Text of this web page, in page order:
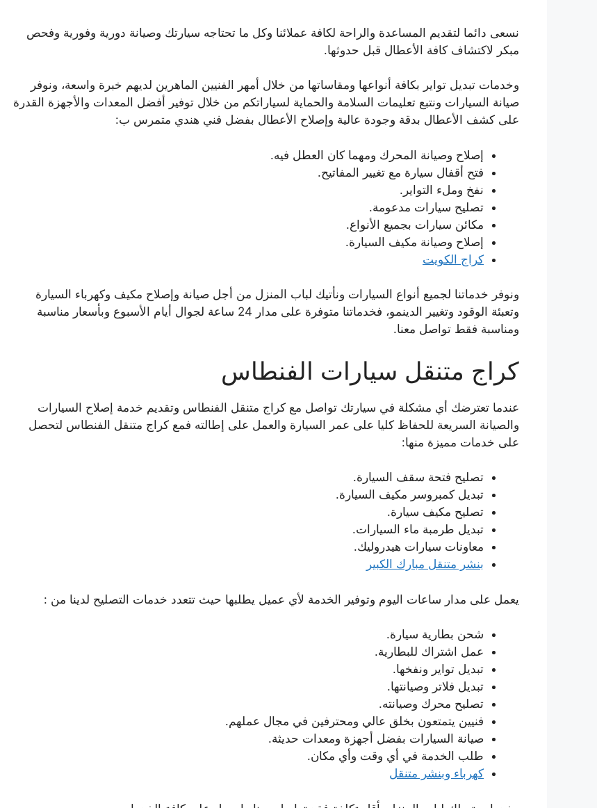
نسعى دائما لتقديم المساعدة والراحة لكافة عملائنا وكل ما تحتاجه سيارتك وصيانة دورية وفورية وفحص
مبكر لاكتشاف كافة الأعطال قبل حدوثها.
وخدمات تبديل تواير بكافة أنواعها ومقاساتها من خلال أمهر الفنيين الماهرين لديهم خبرة واسعة، ونوفر
صيانة السيارات ونتبع تعليمات السلامة والحماية لسياراتكم من خلال توفير أفضل المعدات والأجهزة القدرة
على كشف الأعطال بدقة وجودة عالية وإصلاح الأعطال بفضل فني هندي متمرس ب:
إصلاح وصيانة المحرك ومهما كان العطل فيه.
فتح أقفال سيارة مع تغيير المفاتيح.
نفخ وملء التواير.
تصليح سيارات مدعومة.
مكائن سيارات بجميع الأنواع.
إصلاح وصيانة مكيف السيارة.
كراج الكويت
ونوفر خدماتنا لجميع أنواع السيارات ونأتيك لباب المنزل من أجل صيانة وإصلاح مكيف وكهرباء السيارة
وتعبئة الوقود وتغيير الدينمو، فخدماتنا متوفرة على مدار 24 ساعة لجوال أيام الأسبوع وبأسعار مناسبة
ومناسبة فقط تواصل معنا.
كراج متنقل سيارات الفنطاس
عندما تعترضك أي مشكلة في سيارتك تواصل مع كراج متنقل الفنطاس وتقديم خدمة إصلاح السيارات
والصيانة السريعة للحفاظ كليا على عمر السيارة والعمل على إطالته فمع كراج متنقل الفنطاس لتحصل
على خدمات مميزة منها:
تصليح فتحة سقف السيارة.
تبديل كمبروسر مكيف السيارة.
تصليح مكيف سيارة.
تبديل طرمبة ماء السيارات.
معاونات سيارات هيدروليك.
بنشر متنقل مبارك الكبير
يعمل على مدار ساعات اليوم وتوفير الخدمة لأي عميل يطلبها حيث تتعدد خدمات التصليح لدينا من :
شحن بطارية سيارة.
عمل اشتراك للبطارية.
تبديل تواير ونفخها.
تبديل فلاتر وصيانتها.
تصليح محرك وصيانته.
فنيين يتمتعون بخلق عالي ومحترفين في مجال عملهم.
صيانة السيارات بفضل أجهزة ومعدات حديثة.
طلب الخدمة في أي وقت وأي مكان.
كهرباء وبنشر متنقل